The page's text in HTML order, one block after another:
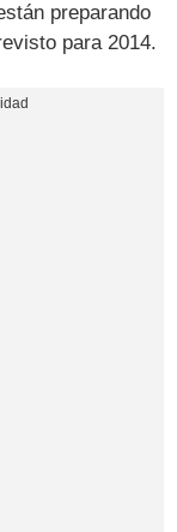
preparando
para 2014.